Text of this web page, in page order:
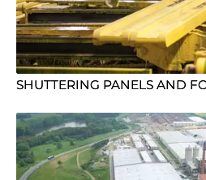
SHUTTERING PANELS AND